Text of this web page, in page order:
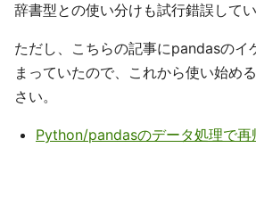
辞書型との使い分けも試行錯誤してい
ただし、こちらの記事にpandasのイ
まっていたので、これから使い始め
さい。
Python/pandasのデータ処理で再